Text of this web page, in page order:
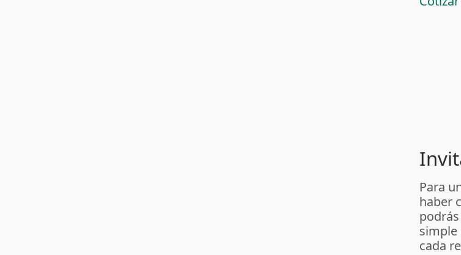
Para
haber
simple
cada